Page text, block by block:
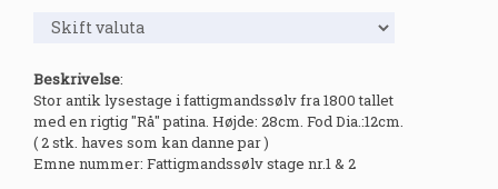
Beskrivelse:
Stor antik lysestage i fattigmandssølv fra 1800 tallet
med en rigtig "Rå" patina. Højde: 28cm. Fod Dia.:12cm.
( 2 stk. haves som kan danne par )
Emne nummer: Fattigmandssølv stage nr.1 & 2